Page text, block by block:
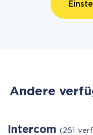
Andere
Intercom (261